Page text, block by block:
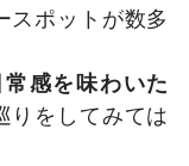
スポットが数多
感を味わいた
りをしてみては